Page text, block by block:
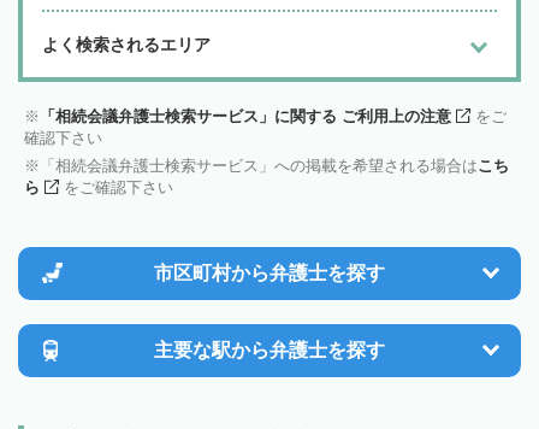
よく検索されるエリア
「相続会議弁護士検索サービス」に関する ご利用上の注意
をご
確認下さい
「相続会議弁護士検索サービス」への掲載を希望される場合はこち
ら
をご確認下さい
市区町村から弁護士を探す
主要な駅から弁護士を探す